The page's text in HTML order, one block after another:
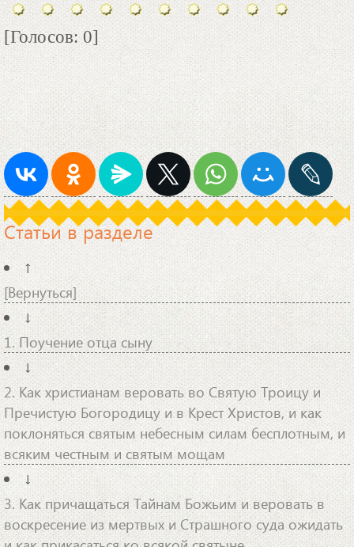
[Голосов: 0]
Статьи в разделе
↑
[Вернуться]
↓
1. Поучение отца сыну
↓
2. Как христианам веровать во Святую Троицу и
Пречистую Богородицу и в Крест Христов, и как
поклоняться святым небесным силам бесплотным, и
всяким честным и святым мощам
↓
3. Как причащаться Тайнам Божьим и веровать в
воскресение из мертвых и Страшного суда ожидать